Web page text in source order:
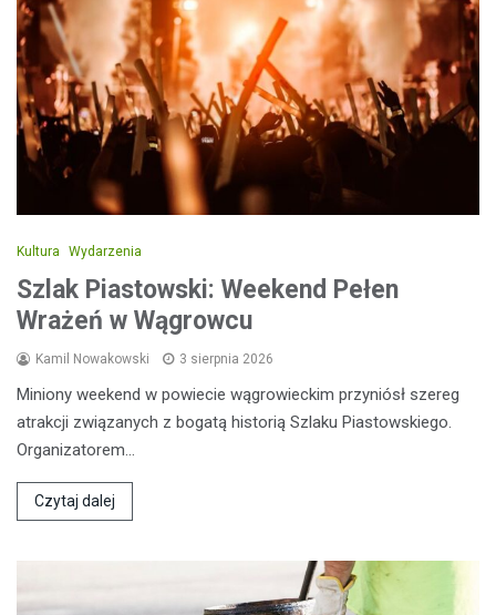
Kultura Wydarzenia
Szlak Piastowski: Weekend Pełen
Wrażeń w Wągrowcu
Kamil Nowakowski 3 sierpnia 2026
Miniony weekend w powiecie wągrowieckim przyniósł szereg
atrakcji związanych z bogatą historią Szlaku Piastowskiego.
Organizatorem…
Czytaj dalej